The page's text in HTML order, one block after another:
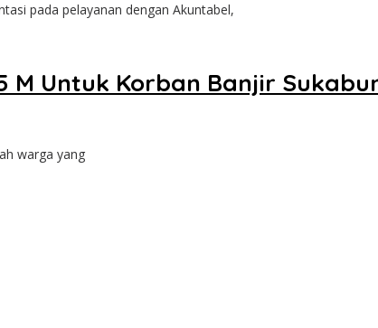
pada pelayanan dengan Akuntabel,
M Untuk Korban Banjir
warga yang